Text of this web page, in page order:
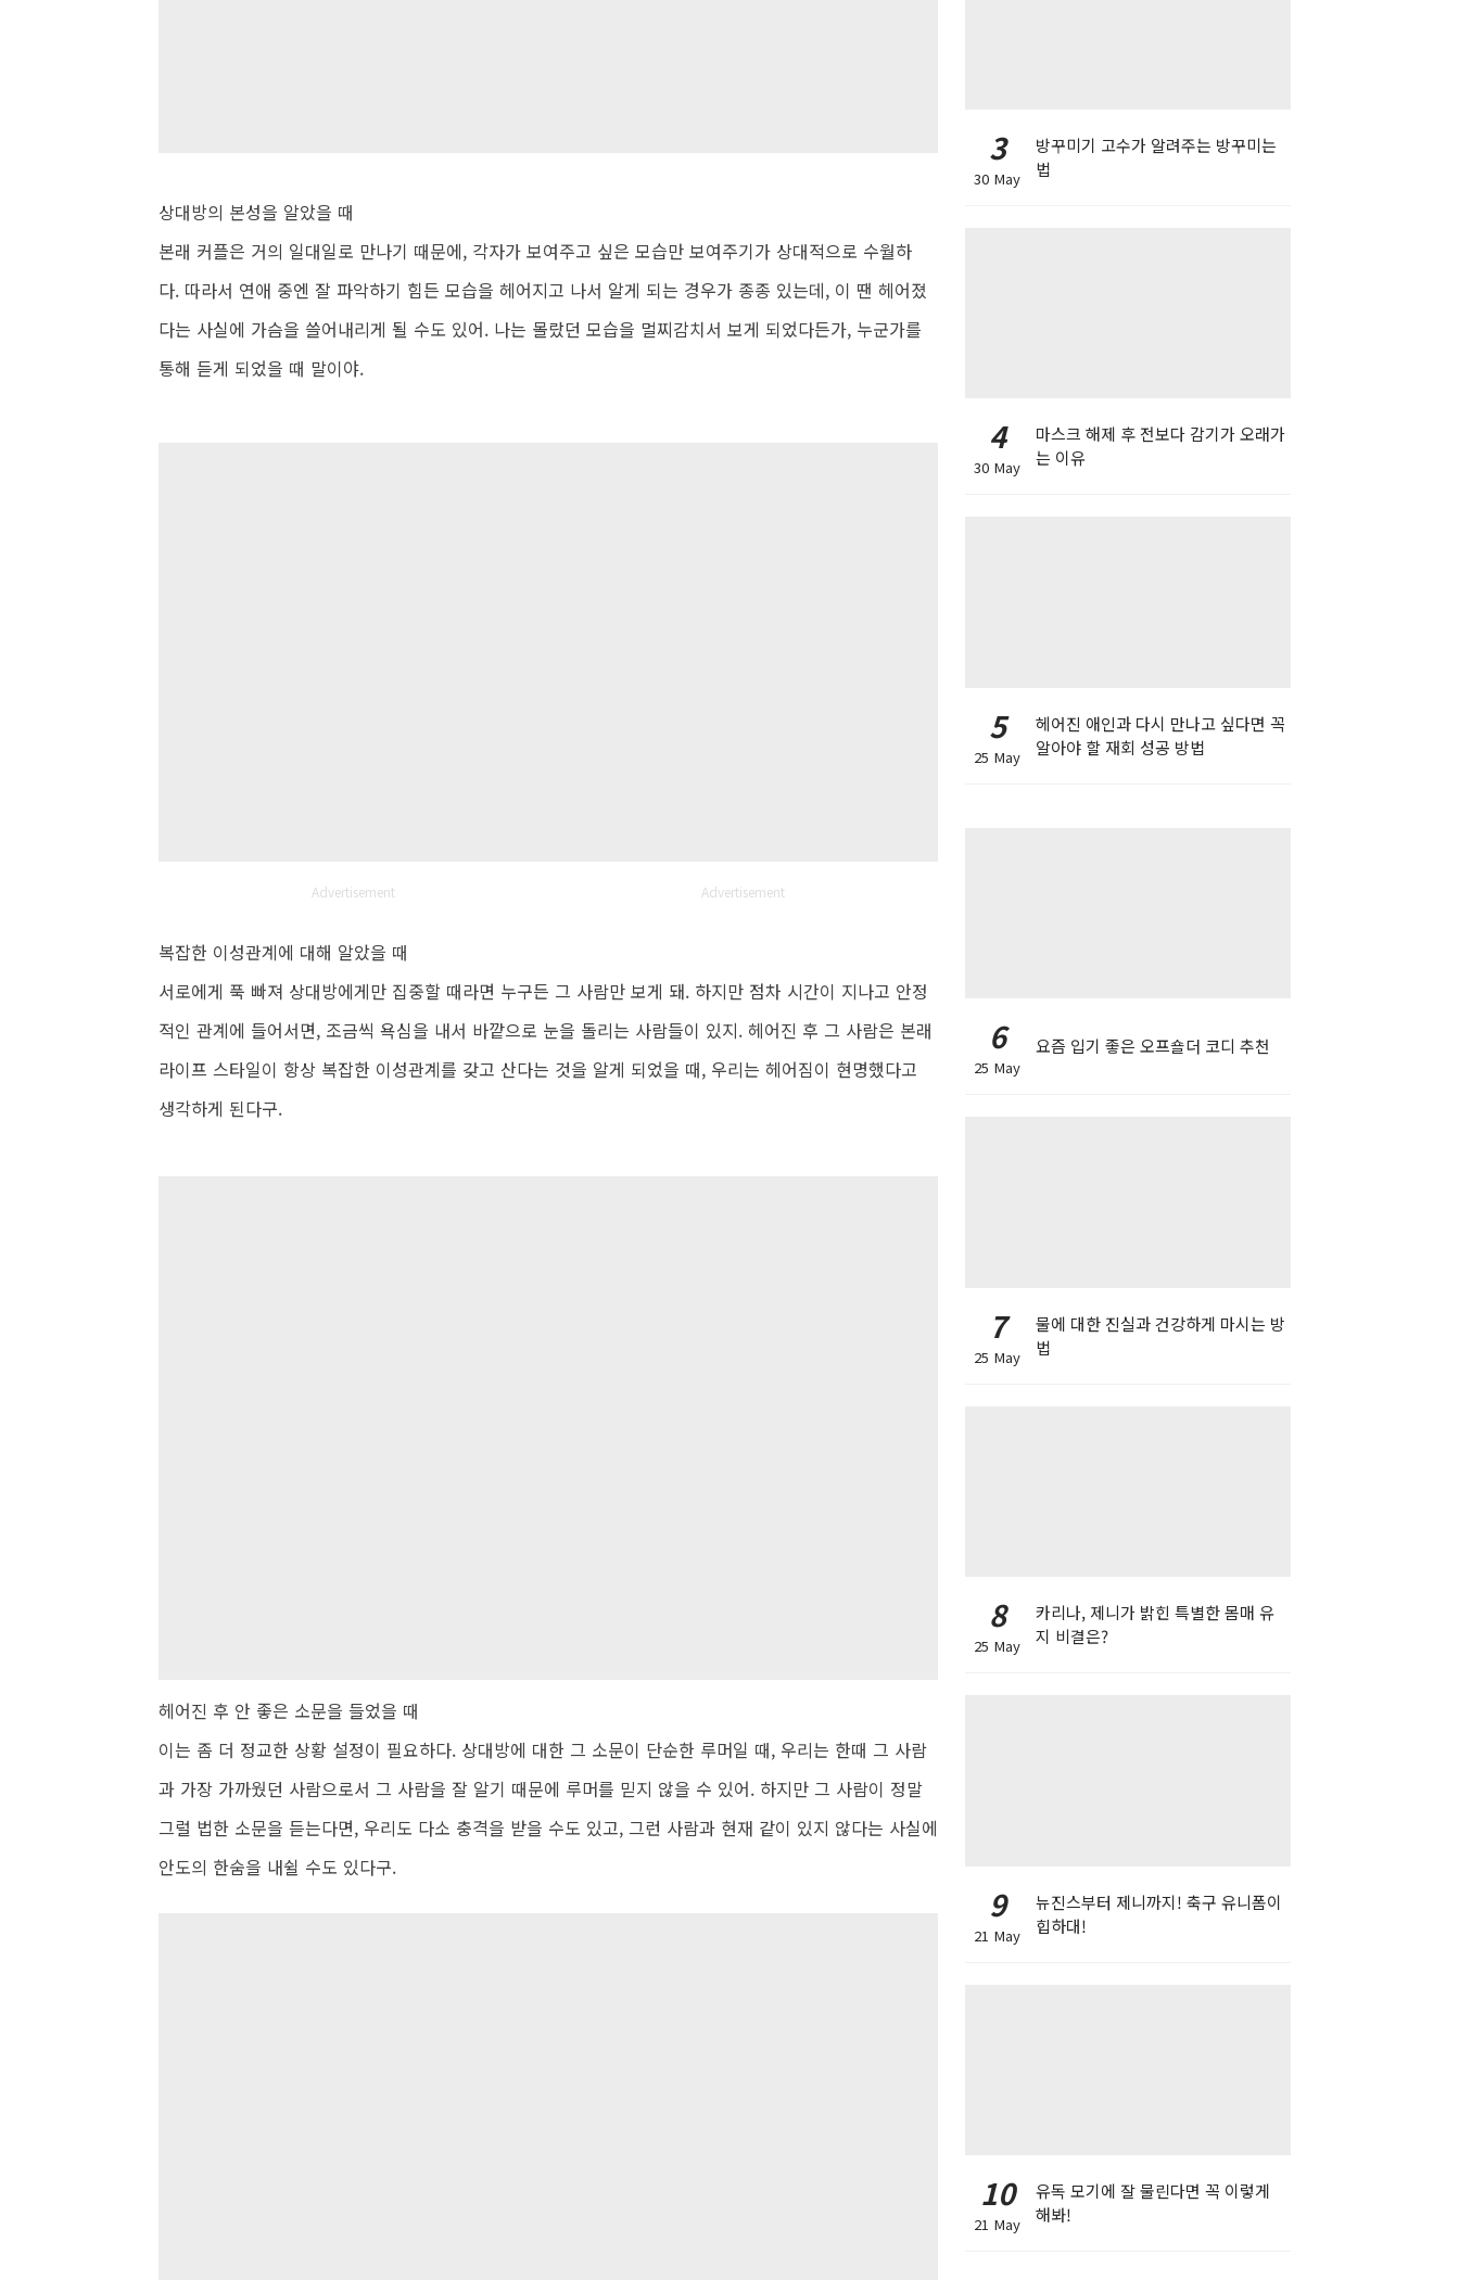
상대방의 본성을 알았을 때
본래 커플은 거의 일대일로 만나기 때문에, 각자가 보여주고 싶은 모습만 보여주기가 상대적으로 수월하
다. 따라서 연애 중엔 잘 파악하기 힘든 모습을 헤어지고 나서 알게 되는 경우가 종종 있는데, 이 땐 헤어졌
다는 사실에 가슴을 쓸어내리게 될 수도 있어. 나는 몰랐던 모습을 멀찌감치서 보게 되었다든가, 누군가를
통해 듣게 되었을 때 말이야.
Advertisement Advertisement
복잡한 이성관계에 대해 알았을 때
서로에게 푹 빠져 상대방에게만 집중할 때라면 누구든 그 사람만 보게 돼. 하지만 점차 시간이 지나고 안정
적인 관계에 들어서면, 조금씩 욕심을 내서 바깥으로 눈을 돌리는 사람들이 있지. 헤어진 후 그 사람은 본래
라이프 스타일이 항상 복잡한 이성관계를 갖고 산다는 것을 알게 되었을 때, 우리는 헤어짐이 현명했다고
생각하게 된다구.
헤어진 후 안 좋은 소문을 들었을 때
이는 좀 더 정교한 상황 설정이 필요하다. 상대방에 대한 그 소문이 단순한 루머일 때, 우리는 한때 그 사람
과 가장 가까웠던 사람으로서 그 사람을 잘 알기 때문에 루머를 믿지 않을 수 있어. 하지만 그 사람이 정말
그럴 법한 소문을 듣는다면, 우리도 다소 충격을 받을 수도 있고, 그런 사람과 현재 같이 있지 않다는 사실에
안도의 한숨을 내쉴 수도 있다구.
3
30 May
방꾸미기 고수가 알려주는 방꾸미는
법
4
30 May
마스크 해제 후 전보다 감기가 오래가
는 이유
5
25 May
헤어진 애인과 다시 만나고 싶다면 꼭
알아야 할 재회 성공 방법
6
25 May
요즘 입기 좋은 오프숄더 코디 추천
7
25 May
물에 대한 진실과 건강하게 마시는 방
법
8
25 May
카리나, 제니가 밝힌 특별한 몸매 유
지 비결은?
9
21 May
뉴진스부터 제니까지! 축구 유니폼이
힙하대!
10
21 May
유독 모기에 잘 물린다면 꼭 이렇게
해봐!